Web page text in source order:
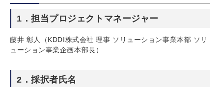
1．担当プロジェクトマネージャー
藤井 彰人（KDDI株式会社 理事 ソリューション事業本部 ソリ
ューション事業企画本部長）
2．採択者氏名